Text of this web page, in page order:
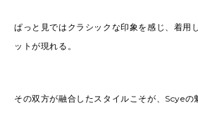
ぱっと見ではクラシックな印象を感じ、着用
ットが現れる。
その双方が融合したスタイルこそが、Scyeの